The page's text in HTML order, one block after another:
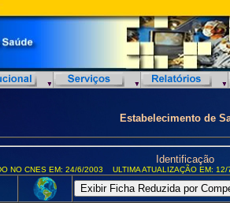
Estabelecimento de
Identificação
NO CNES EM: 24/6/2003 ULTIMA ATUALIZAÇÃO EM: